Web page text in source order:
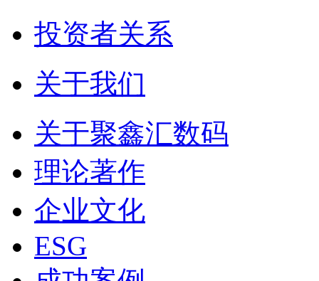
投资者关系
关于我们
关于聚鑫汇数码
理论著作
企业文化
ESG